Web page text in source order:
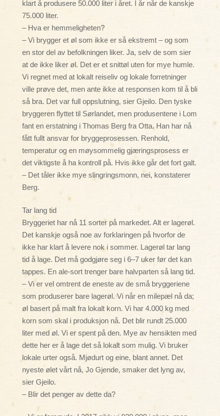
klart å produsere 50.000 liter i året. I år når de kanskje
75.000 liter.
– Hva er hemmeligheten?
– Vi brygger et øl som ikke er så ekstremt – og som
en stor del av befolkningen liker. Ja, selv de som sier
at de ikke liker øl. Det er et snittøl uten for mye humle.
Vi regnet med at lokalt reiseliv og lokale forretninger
ville prøve det, men ante ikke at responsen kom til å bli
så bra. Det var full oppslutning, sier Gjeilo. Den tyske
bryggeren flyttet til Sørlandet, men produsentene i Lom
fant en erstatning i Thomas Berg fra Otta. Han har nå
fått fullt ansvar for bryggeprosessen. Renhold,
temperatur og en møysommelig gjæringsprosess er
det viktigste å ha kontroll på. Hvis ikke går det fort galt.
– Det tåler ikke mye slingringsmonn, nei, konstaterer
Berg.
Tar lang tid
Bryggeriet har nå 11 sorter på markedet. Alt er lagerøl.
Det kanskje også noe av forklaringen på hvorfor de
ikke har klart å levere nok i sommer. Lagerøl tar lang
tid å lage. Det må godgjøre seg i 6–7 uker før det kan
tappes. En ale-sort trenger bare halvparten så lang tid.
– Vi er vel omtrent de eneste av de små bryggeriene
som produserer bare lagerøl. Vi når en milepæl nå da;
øl basert på malt fra lokalt korn. Vi har 4.000 kg med
korn som skal i produksjon nå. Det blir rundt 25.000
liter med øl. Vi er spent på den. Mye av hensikten med
dette her er å lage det så lokalt som mulig. Vi bruker
lokale urter også. Mjødurt og eine, blant annet. Det
nyeste ølet vårt nå, Jo Gjende, smaker det lyng av,
sier Gjeilo.
– Blir det penger av dette da?